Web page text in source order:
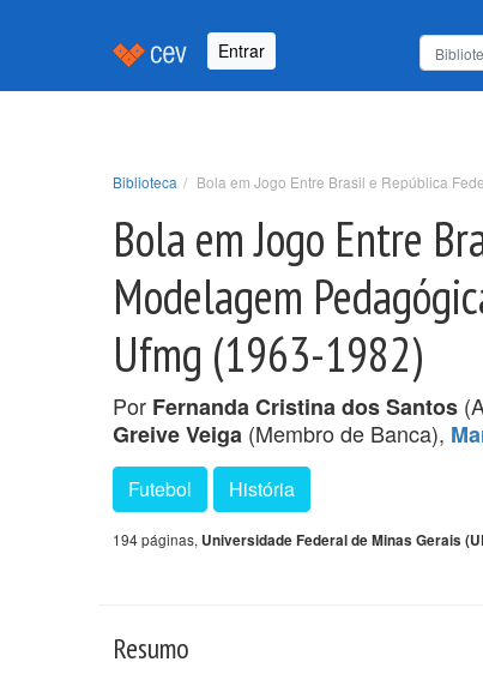
Entrar
Biblioteca Bola em Jogo Entre Brasil e República
Bola em Jogo Entre
Modelagem
Ufmg (1963-1982)
Por Fernanda Cristina dos Santos
Greive Veiga (Membro de Banca),
Futebol História
194 páginas, Universidade Federal de Minas Gerais
Resumo